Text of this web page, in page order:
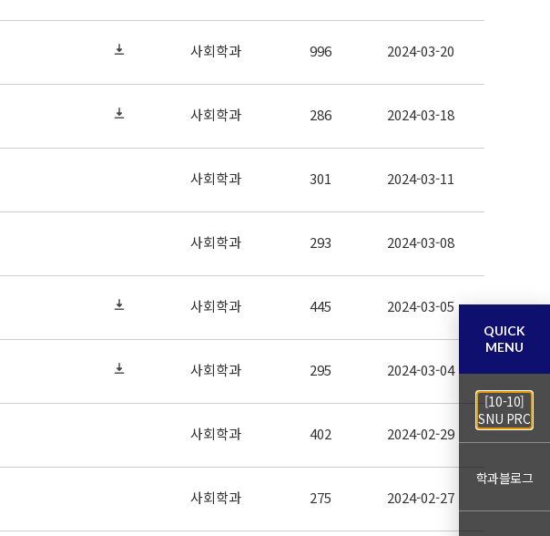
사회학과 996 2024-03-20
사회학과 286 2024-03-18
사회학과 301 2024-03-11
사회학과 293 2024-03-08
사회학과 445 2024-03-05
사회학과 295 2024-03-04
사회학과 402 2024-02-29
사회학과 275 2024-02-27
QUICK
MENU
[10-10]
SNU PRC
학과블로그